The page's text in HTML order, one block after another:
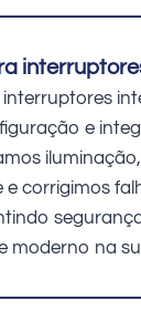
e
corrigimos
moderno na